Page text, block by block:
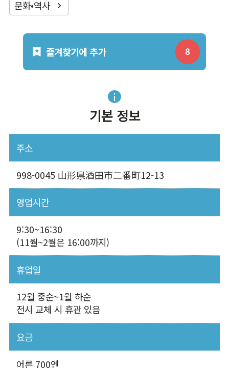
문화•역사
즐겨찾기에 추가
기본 정보
주소
998-0045 山形県酒田市二番町12-13
영업시간
9:30~16:30
(11월~2월은 16:00까지)
휴업일
12월 중순~1월 하순
전시 교체 시 휴관 있음
요금
어른 700엔